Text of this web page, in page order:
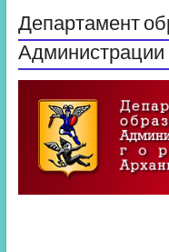
Департамент
Администрации